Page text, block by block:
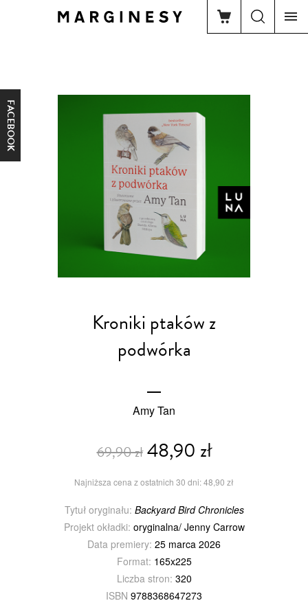
FACEBOOK
Kroniki ptaków z
podwórka
Amy Tan
69,90 zł48,90 zł
Najniższa cena z ostatnich 30 dni: 48,90 zł
Tytuł oryginału: Backyard Bird Chronicles
Projekt okładki: oryginalna/ Jenny Carrow
Data premiery: 25 marca 2026
Format: 165x225
Liczba stron: 320
ISBN 9788368647273